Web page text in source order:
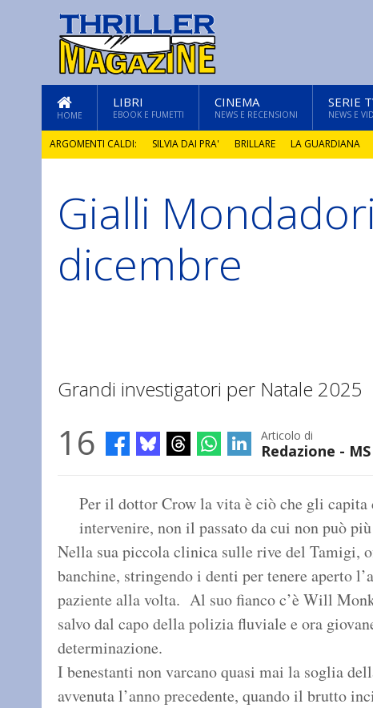
HOME
LIBRI
EBOOK E FUMETTI
CINEMA
NEWS E RECENSIONI
SERIE
NEWS E
ARGOMENTI CALDI: SILVIA DAI PRA' BRILLARE LA GUARDIANA
GLI ANNI DI PIETRA
Gialli
dicembre
Grandi investigatori per Natale 2025
16 Articolo di
Redazione - MS
Per il dottor Crow la vita è ciò che gli capita
intervenire, non il passato da cui non può
Nella sua piccola clinica sulle rive del Tamigi,
banchine, stringendo i denti per tenere aperto
paziente alla volta. Al suo fianco c’è Will
salvo dal capo della polizia fluviale e ora
determinazione.
I benestanti non varcano quasi mai la soglia
avvenuta l’anno precedente, quando il brutto